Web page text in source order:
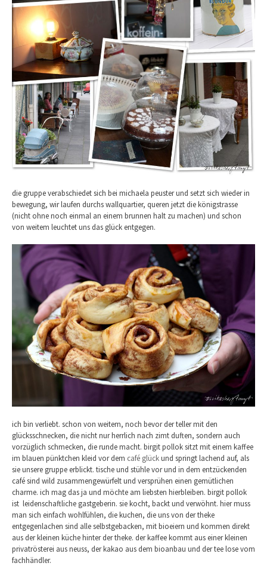
die gruppe verabschiedet sich bei michaela peuster und setzt sich wieder in
bewegung, wir laufen durchs wallquartier, queren jetzt die königstrasse
(nicht ohne noch einmal an einem brunnen halt zu machen) und schon
von weitem leuchtet uns das glück entgegen.
ich bin verliebt. schon von weitem, noch bevor der teller mit den
glücksschnecken, die nicht nur herrlich nach zimt duften, sondern auch
vorzüglich schmecken, die runde macht. birgit pollok sitzt mit einem kaffee
im blauen pünktchen kleid vor dem café glückund springt lachend auf, als
sie unsere gruppe erblickt. tische und stühle vor und in dem entzückenden
café sind wild zusammengewürfelt und versprühen einen gemütlichen
charme. ich mag das ja und möchte am liebsten hierbleiben. birgit pollok
ist leidenschaftliche gastgeberin. sie kocht, backt und verwöhnt. hier muss
man sich einfach wohlfühlen, die kuchen, die uns von der theke
entgegenlachen sind alle selbstgebacken, mit bioeiern und kommen direkt
aus der kleinen küche hinter der theke. der kaffee kommt aus einer kleinen
privatrösterei aus neuss, der kakao aus dem bioanbau und der tee lose vom
fachhändler.